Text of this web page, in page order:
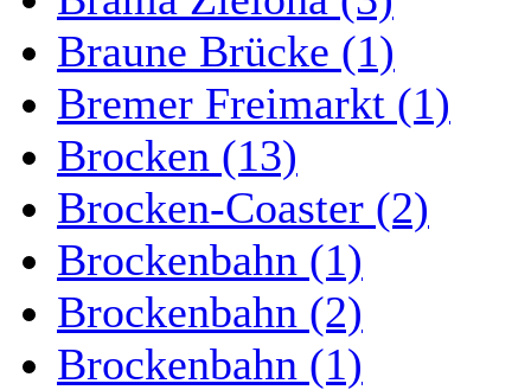
Braune Brücke (1)
Bremer Freimarkt (1)
Brocken (13)
Brocken-Coaster (2)
Brockenbahn (1)
Brockenbahn (2)
Brockenbahn (1)